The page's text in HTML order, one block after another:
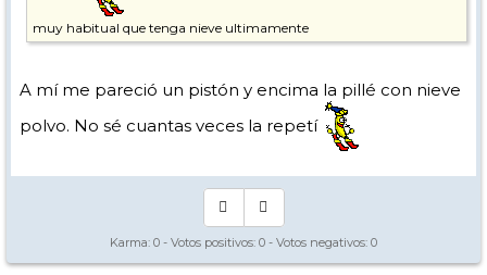
muy habitual que tenga nieve ultimamente
A mí me pareció un pistón y encima la pillé con nieve
polvo. No sé cuantas veces la repetí
Karma: 0 - Votos positivos: 0 - Votos negativos: 0